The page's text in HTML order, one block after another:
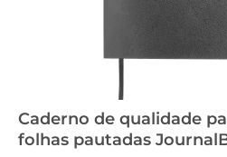
Caderno de qualidade
folhas pautadas